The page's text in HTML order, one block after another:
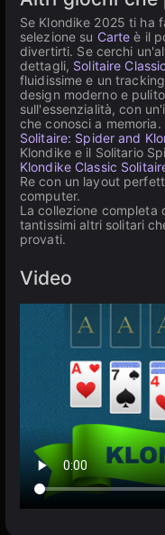
Se Klondike 2025 ti ha
selezione su Carte è il
divertirti. Se cerchi
dettagli, Solitaire
fluidissime e un
design moderno e
sull'essenzialità, con
che conosci a
Solitaire: Spider and
Klondike e il Solitario
Klondike Classic
Re con un layout
computer.
La collezione completa
tantissimi altri solitari
provati.
Video